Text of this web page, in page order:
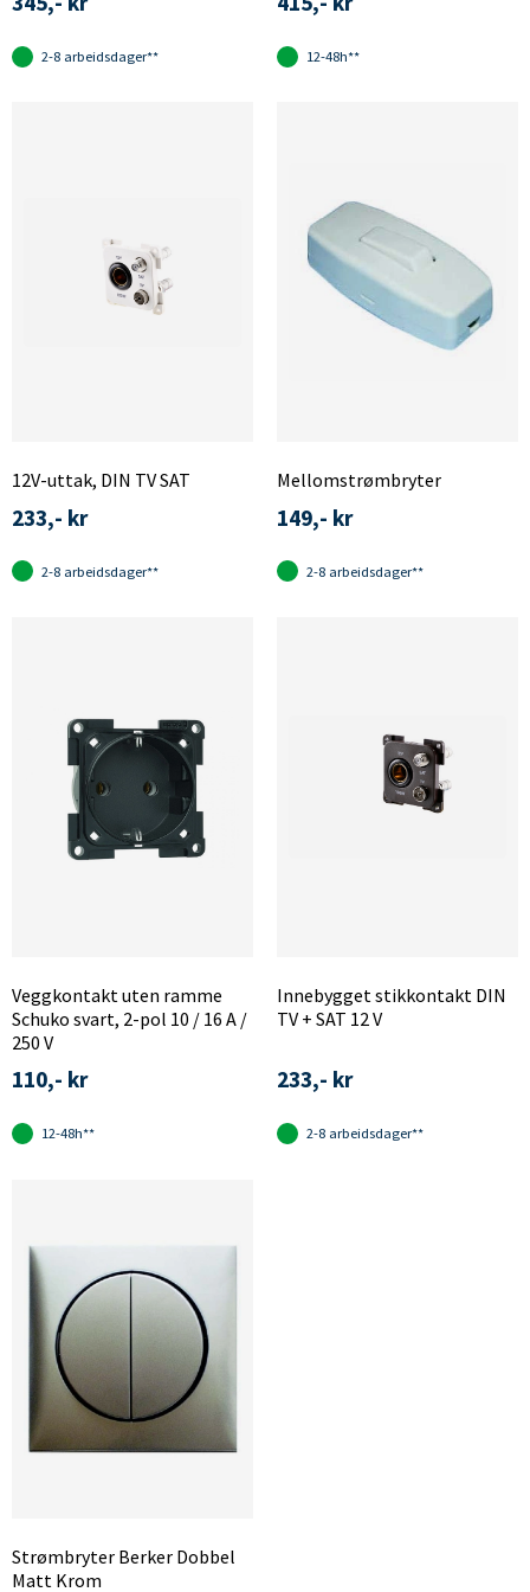
2-8 arbeidsdager** 12-48h**
12V-uttak, DIN TV SAT
233,- kr
2-8 arbeidsdager**
Mellomstrømbryter
149,- kr
2-8 arbeidsdager**
Veggkontakt uten ramme
Schuko svart, 2-pol 10 / 16 A /
250 V
110,- kr
12-48h**
Innebygget stikkontakt DIN
TV + SAT 12 V
233,- kr
2-8 arbeidsdager**
Strømbryter Berker Dobbel
Matt Krom